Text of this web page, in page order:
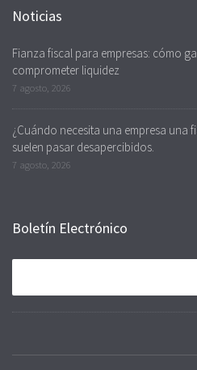
Noticias
Fianza fiscal para empresas: cómo
comprometer liquidez
7 agosto, 2026
¿Cuándo necesita una empresa una
suelen pasar desapercibidos.
7 agosto, 2026
Boletín Electrónico